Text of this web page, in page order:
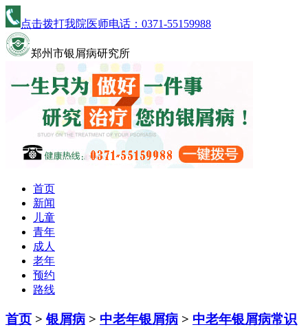
点击拨打我院医师电话： 0371-55159988
郑州市银屑病研究所
首页
新闻
儿童
青年
成人
老年
预约
路线
首页 >银屑病 > 中老年银屑病 > 中老年银屑病常识